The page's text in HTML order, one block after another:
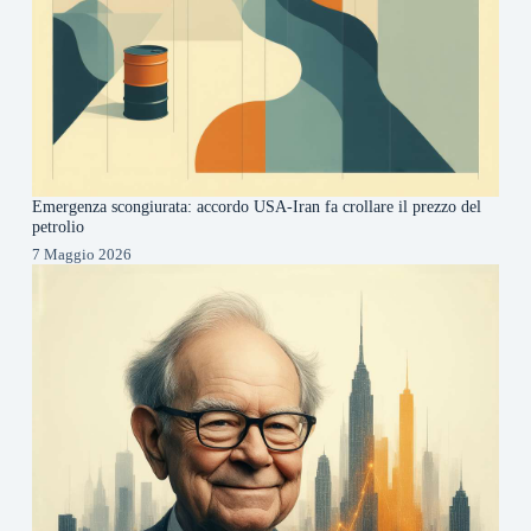
Emergenza scongiurata: accordo USA-Iran fa crollare il prezzo del
petrolio
7 Maggio 2026